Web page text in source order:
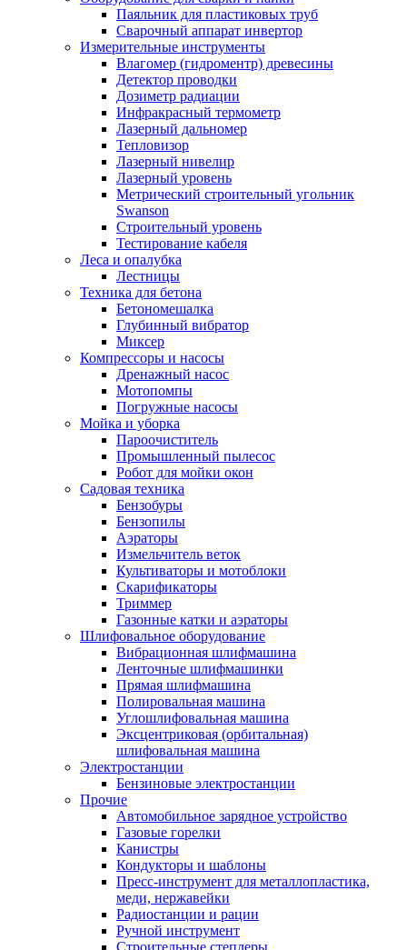
Паяльник для пластиковых труб
Сварочный аппарат инвертор
Измерительные инструменты
Влагомер (гидроментр) древесины
Детектор проводки
Дозиметр радиации
Инфракрасный термометр
Лазерный дальномер
Тепловизор
Лазерный нивелир
Лазерный уровень
Метрический строительный угольник
Swanson
Строительный уровень
Тестирование кабеля
Леса и опалубка
Лестницы
Техника для бетона
Бетономешалка
Глубинный вибратор
Миксер
Компрессоры и насосы
Дренажный насос
Мотопомпы
Погружные насосы
Мойка и уборка
Пароочиститель
Промышленный пылесос
Робот для мойки окон
Садовая техника
Бензобуры
Бензопилы
Аэраторы
Измельчитель веток
Культиваторы и мотоблоки
Скарификаторы
Триммер
Газонные катки и аэраторы
Шлифовальное оборудование
Вибрационная шлифмашина
Ленточные шлифмашинки
Прямая шлифмашина
Полировальная машина
Углошлифовальная машина
Эксцентриковая (орбитальная)
шлифовальная машина
Электростанции
Бензиновые электростанции
Прочие
Автомобильное зарядное устройство
Газовые горелки
Канистры
Кондукторы и шаблоны
Пресс-инструмент для металлопластика,
меди, нержавейки
Радиостанции и рации
Ручной инструмент
Строительные степлеры